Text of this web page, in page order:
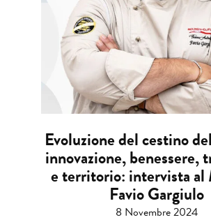
Evoluzione del cestino
innovazione, benessere,
e territorio: intervista al
Favio Gargiulo
8 Novembre 2024